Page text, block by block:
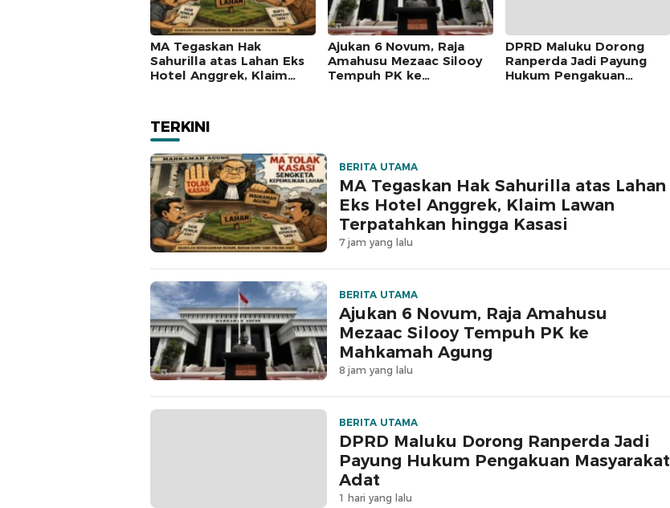
MA Tegaskan Hak
Sahurilla atas Lahan Eks
Hotel Anggrek, Klaim
Ajukan 6 Novum, Raja
Amahusu Mezaac Silooy
Tempuh PK ke
DPRD Maluku Dorong
Ranperda Jadi Payung
Hukum Pengakuan
TERKINI
BERITA UTAMA
MA Tegaskan Hak Sahurilla atas Lahan
Eks Hotel Anggrek, Klaim Lawan
Terpatahkan hingga Kasasi
7 jam yang lalu
BERITA UTAMA
Ajukan 6 Novum, Raja Amahusu
Mezaac Silooy Tempuh PK ke
Mahkamah Agung
8 jam yang lalu
BERITA UTAMA
DPRD Maluku Dorong Ranperda Jadi
Payung Hukum Pengakuan Masyarakat
Adat
1 hari yang lalu